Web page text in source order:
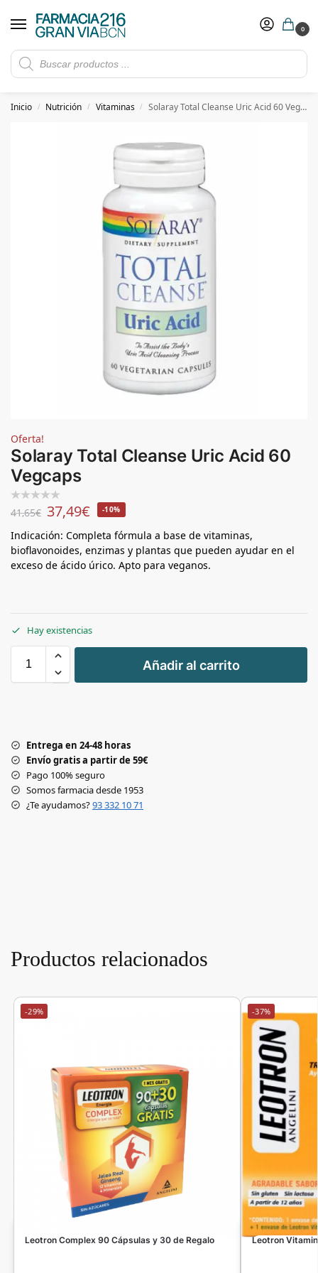
0
Rebajas de verano hasta -30%
​ 5€ de descuento con el cupón 5GRANVIA (compras superiores a 150€)
Inicio / Nutrición / Vitaminas / Solaray Total Cleanse Uric Acid 60 Vegcaps
Oferta!
Solaray Total Cleanse Uric Acid 60
Vegcaps
41,65€ 37,49€ -10%
Indicación: Completa fórmula a base de vitaminas,
bioflavonoides, enzimas y plantas que pueden ayudar en el
exceso de ácido úrico. Apto para veganos.
Hay existencias
+
-
Añadir al carrito
Entrega en 24-48 horas
Envío gratis a partir de 59€
Pago 100% seguro
Somos farmacia desde 1953
¿Te ayudamos?93 332 10 71
Productos relacionados
-29%
Leotron Complex 90 Cápsulas y 30 de Regalo
-37%
Leotron